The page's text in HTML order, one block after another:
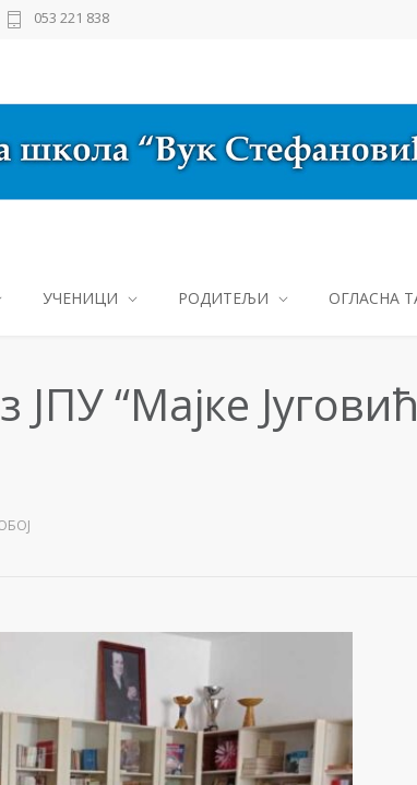
053 221 838
УЧЕНИЦИ РОДИТЕЉИ ОГЛАСНА
“Мајке